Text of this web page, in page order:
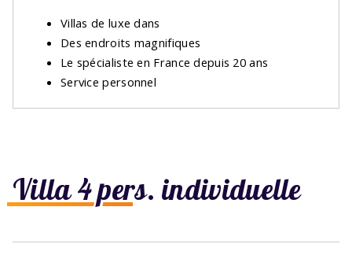
Villa 4 pers. individuelle
Villas de luxe dans
Des endroits magnifiques
Le spécialiste en France depuis 20 ans
Service personnel